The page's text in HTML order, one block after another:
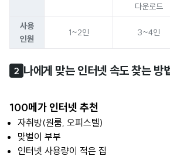
다운로드
사용
인원
1~2인 3~4인
2 나에게 맞는 인터넷 속도 찾는 방
100메가 인터넷 추천
자취방(원룸, 오피스텔)
맞벌이 부부
인터넷 사용량이 적은 집